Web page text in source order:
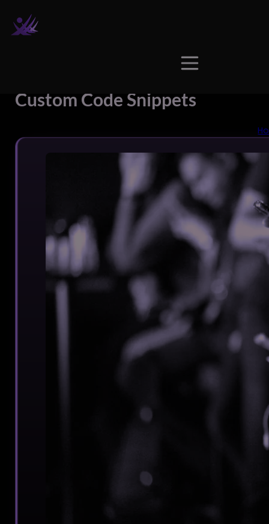
Custom Code Snippets